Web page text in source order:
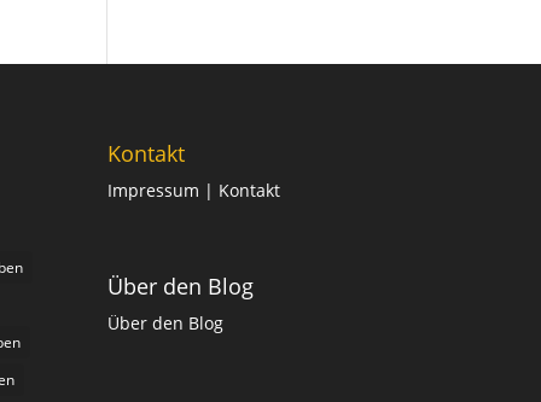
Kontakt
Impressum | Kontakt
Über den Blog
Über den Blog